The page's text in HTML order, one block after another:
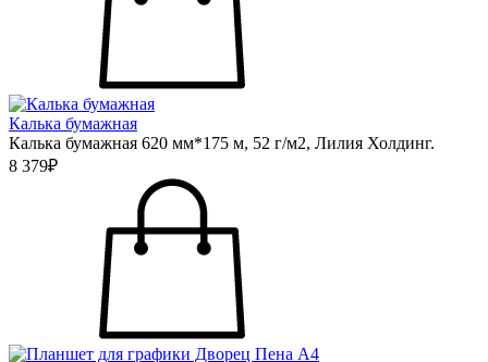
Калька бумажная
Калька бумажная 620 мм*175 м, 52 г/м2, Лилия Холдинг.
8 379₽